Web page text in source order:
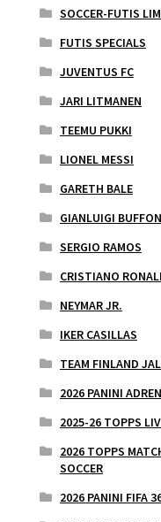
SOCCER-FUTIS
FUTIS SPECIALS
JUVENTUS FC
JARI LITMANEN
TEEMU PUKKI
LIONEL MESSI
GARETH BALE
GIANLUIGI
SERGIO RAMOS
CRISTIANO
NEYMAR JR.
IKER CASILLAS
TEAM FINLAND
2026 PANINI
2025-26 TOPPS
2026 TOPPS
SOCCER
2026 PANINI FIFA